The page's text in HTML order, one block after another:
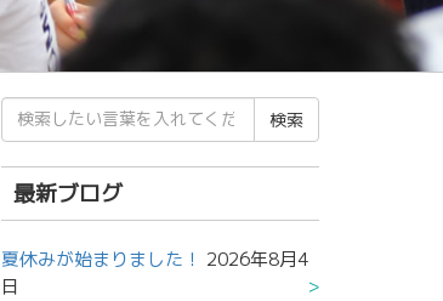
検
索
結
果:
最新ブログ
夏休みが始まりました！ 2026年8月4
日